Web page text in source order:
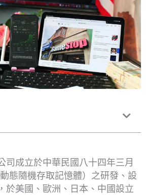
司成立於中華民國八十四年三月
態隨機存取記憶體）之研發、設
於美國、歐洲、日本、中國設立